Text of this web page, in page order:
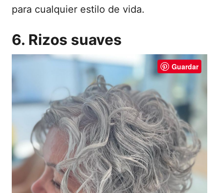
para cualquier estilo de vida.
6. Rizos suaves
Guardar